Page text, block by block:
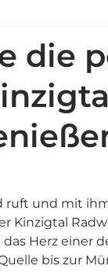
die
ruft und mit
Kinzigtal
Herz einer
bis zur